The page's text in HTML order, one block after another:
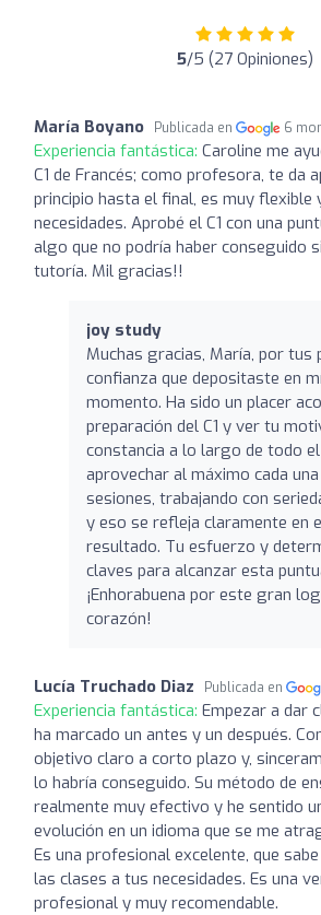
5/5 (27 Opiniones)
María Boyano Publicada en 6
Experiencia fantástica: Caroline me
C1 de Francés; como profesora, te da
principio hasta el final, es muy flexible
necesidades. Aprobé el C1 con una
algo que no podría haber conseguido
tutoría. Mil gracias!!
joy study
Muchas gracias, María, por tus
confianza que depositaste en
momento. Ha sido un placer
preparación del C1 y ver tu
constancia a lo largo de todo
aprovechar al máximo cada una
sesiones, trabajando con
y eso se refleja claramente en
resultado. Tu esfuerzo y
claves para alcanzar esta
¡Enhorabuena por este gran
corazón!
Lucía Truchado Diaz Publicada en
Experiencia fantástica: Empezar a dar
ha marcado un antes y un después.
objetivo claro a corto plazo y,
lo habría conseguido. Su método de
realmente muy efectivo y he sentido
evolución en un idioma que se me
Es una profesional excelente, que
las clases a tus necesidades. Es una
profesional y muy recomendable.